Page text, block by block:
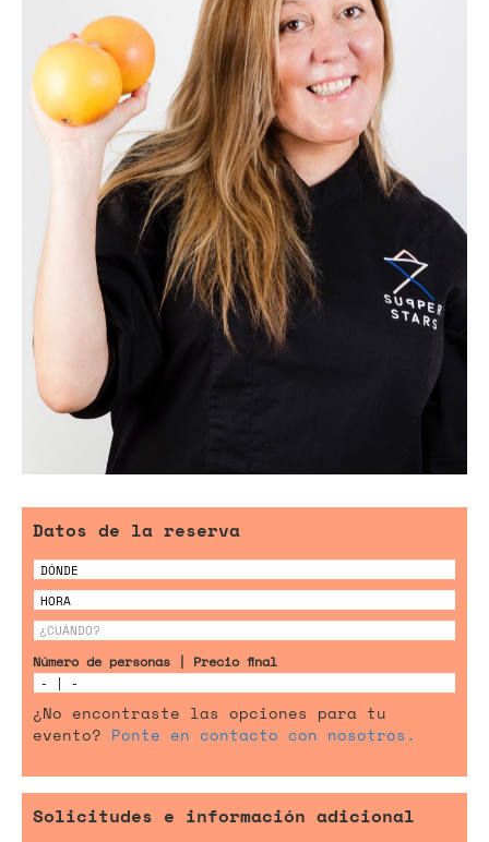
Datos de la reserva
Número de personas | Precio final
¿No encontraste las opciones para tu
evento? Ponte en contacto con nosotros.
Solicitudes e información adicional